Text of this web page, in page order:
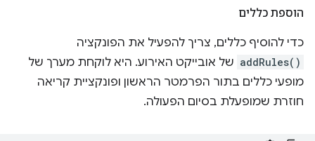
הוספת כללים
כדי להוסיף כללים, צריך להפעיל את הפונקציה
addRules() של אובייקט האירוע. היא לוקחת מערך של
מופעי כללים בתור הפרמטר הראשון ופונקציית קריאה
חוזרת שמופעלת בסיום הפעולה.